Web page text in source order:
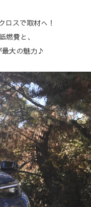
ロスで取材へ！
費と、
最大の魅力♪